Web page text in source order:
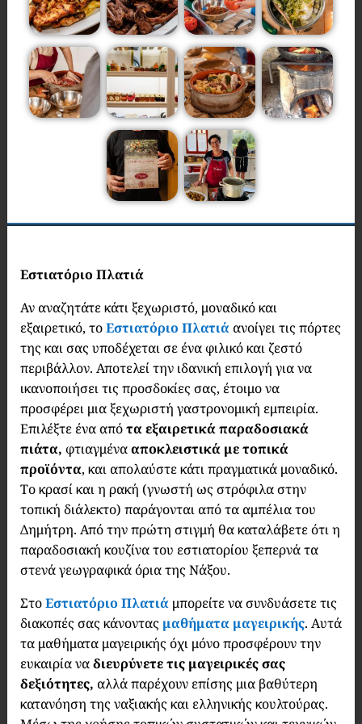
Εστιατόριο Πλατιά
Αν αναζητάτε κάτι ξεχωριστό, μοναδικό και
εξαιρετικό, τοΕστιατόριο Πλατιά ανοίγει τις πόρτες
της και σας υποδέχεται σε ένα φιλικό και ζεστό
περιβάλλον. Αποτελεί την ιδανική επιλογή για να
ικανοποιήσει τις προσδοκίες σας, έτοιμο να
προσφέρει μια ξεχωριστή γαστρονομική εμπειρία.
Επιλέξτε ένα απότα εξαιρετικά παραδοσιακά
πιάτα, φτιαγμένααποκλειστικά με τοπικά
προϊόντα, και απολαύστε κάτι πραγματικά μοναδικό.
Το κρασί και η ρακή (γνωστή ως στρόφιλα στην
τοπική διάλεκτο) παράγονται από τα αμπέλια του
Δημήτρη. Από την πρώτη στιγμή θα καταλάβετε ότι η
παραδοσιακή κουζίνα του εστιατορίου ξεπερνά τα
στενά γεωγραφικά όρια της Νάξου.
ΣτοΕστιατόριο Πλατιάμπορείτε να συνδυάσετε τις
διακοπές σας κάνοντας μαθήματα μαγειρικής. Αυτά
τα μαθήματα μαγειρικής όχι μόνο προσφέρουν την
ευκαιρία ναδιευρύνετε τις μαγειρικές σας
δεξιότητες, αλλά παρέχουν επίσης μια βαθύτερη
κατανόηση της ναξιακής και ελληνικής κουλτούρας.